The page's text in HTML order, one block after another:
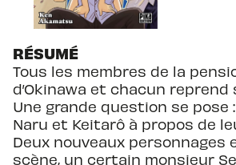
RÉSUMÉ
Tous les membres de la
d’Okinawa et chacun
Une grande question se pose
Naru et Keitarô à propos de
Deux nouveaux personnages
scène, un certain monsieur